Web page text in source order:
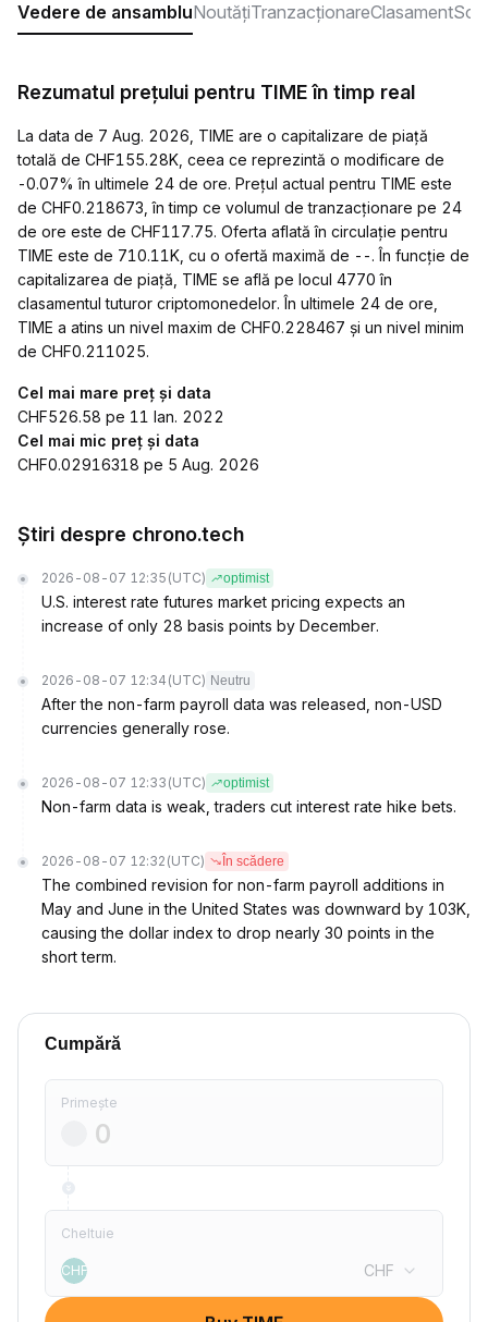
Vedere de ansambluNoutățiTranzacționareClasament
Rezumatul prețului pentru TIME în timp real
La data de 7 Aug. 2026, TIME are o capitalizare de piață
totală de CHF155.28K, ceea ce reprezintă o modificare de
-0.07% în ultimele 24 de ore. Prețul actual pentru TIME este
de CHF0.218673, în timp ce volumul de tranzacționare pe 24
de ore este de CHF117.75. Oferta aflată în circulație pentru
TIME este de 710.11K, cu o ofertă maximă de --. În funcție de
capitalizarea de piață, TIME se află pe locul 4770 în
clasamentul tuturor criptomonedelor. În ultimele 24 de ore,
TIME a atins un nivel maxim de CHF0.228467 și un nivel minim
de CHF0.211025.
Cel mai mare preț și data
CHF526.58 pe 11 Ian. 2022
Cel mai mic preț și data
CHF0.02916318 pe 5 Aug. 2026
Știri despre chrono.tech
2026-08-07 12:35 (UTC) optimist
U.S. interest rate futures market pricing expects an
increase of only 28 basis points by December.
2026-08-07 12:34 (UTC) Neutru
After the non-farm payroll data was released, non-USD
currencies generally rose.
2026-08-07 12:33 (UTC) optimist
Non-farm data is weak, traders cut interest rate hike bets.
2026-08-07 12:32 (UTC) În scădere
The combined revision for non-farm payroll additions in
May and June in the United States was downward by 103K,
causing the dollar index to drop nearly 30 points in the
short term.
Cumpără
Primește
Cheltuie
CHF CHF